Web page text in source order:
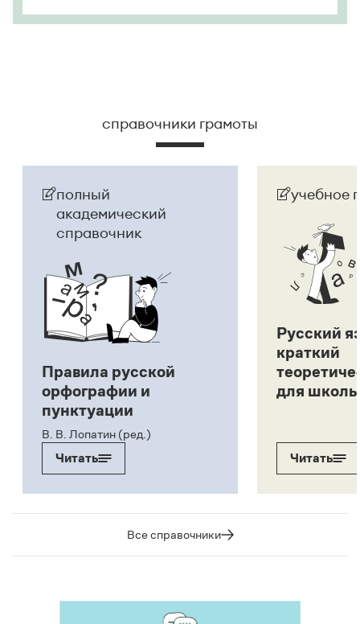
справочники грамоты
полный
академический
справочник
Правила русской
орфографии и
пунктуации
В. В. Лопатин (ред.)
Читать
учебное
Русский
краткий
для
Читать
Все справочники